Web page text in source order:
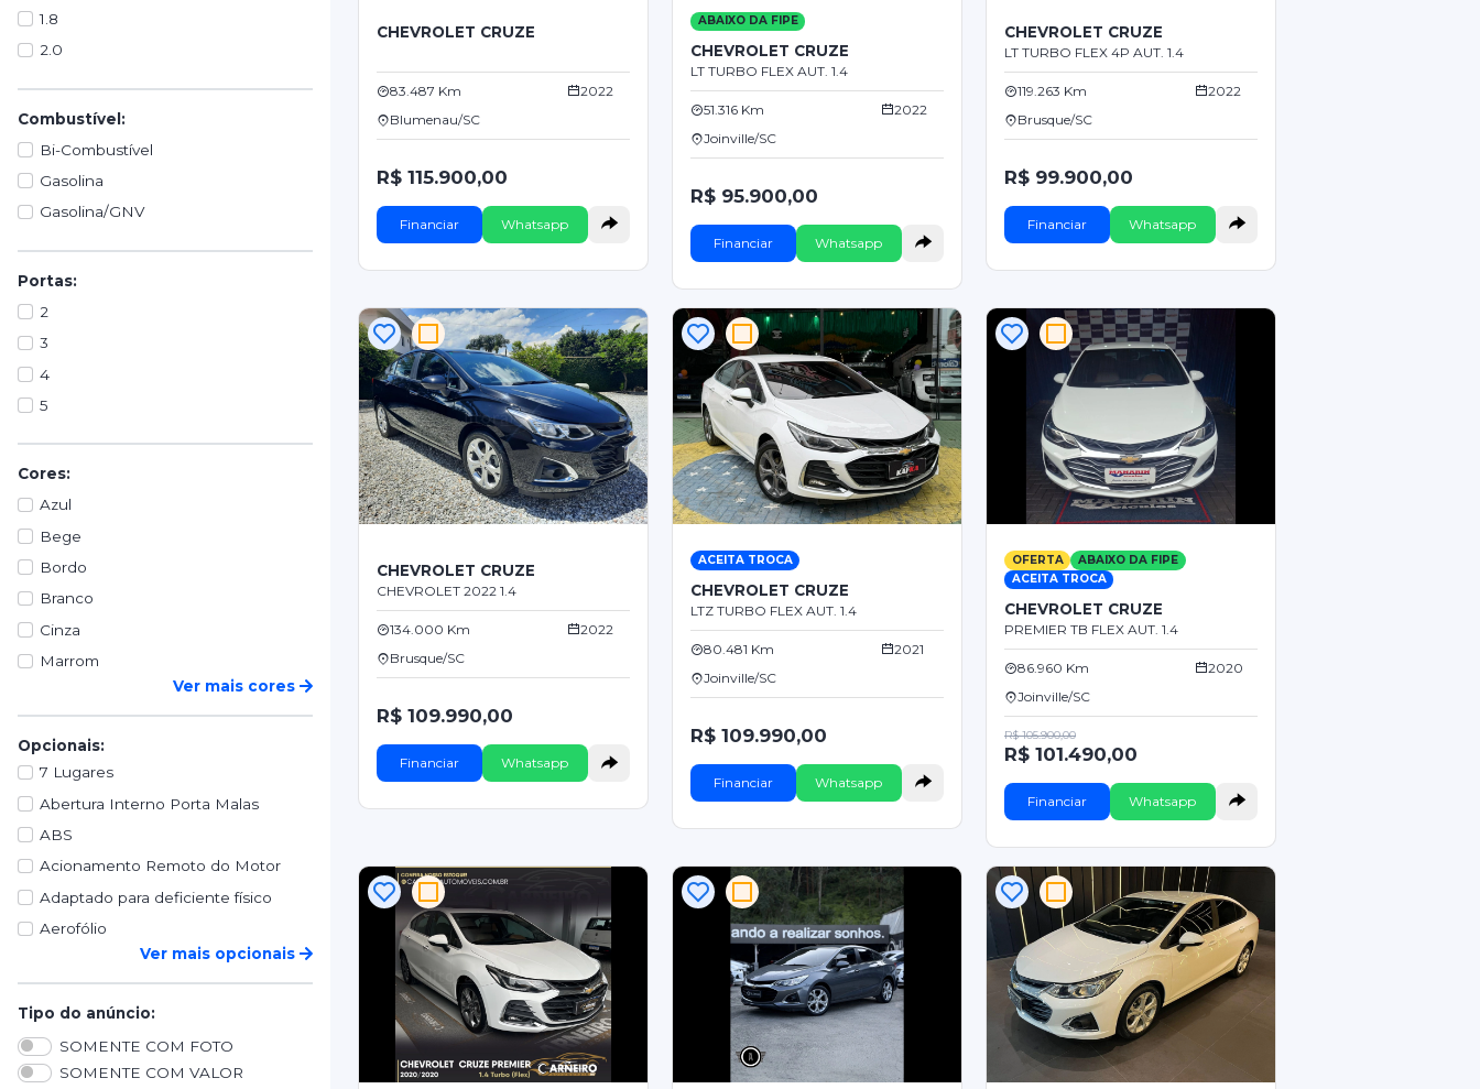
1.8
2.0
Combustível:
Bi-Combustível
Gasolina
Gasolina/GNV
Portas:
2
3
4
5
Cores:
Azul
Bege
Bordo
Branco
Cinza
Marrom
Ver mais cores
Opcionais:
7 Lugares
Abertura Interno Porta Malas
ABS
Acionamento Remoto do Motor
Adaptado para deficiente físico
Aerofólio
Ver mais opcionais
Tipo do anúncio:
SOMENTE COM FOTO
SOMENTE COM VALOR
CHEVROLET CRUZE
83.487 Km
2022
Blumenau/SC
R$ 115.900,00
Financiar Whatsapp
ABAIXO DA FIPE
CHEVROLET CRUZE
LT TURBO FLEX AUT. 1.4
51.316 Km
2022
Joinville/SC
R$ 95.900,00
Financiar Whatsapp
CHEVROLET CRUZE
LT TURBO FLEX 4P AUT. 1.4
119.263 Km
2022
Brusque/SC
R$ 99.900,00
Financiar Whatsapp
CHEVROLET CRUZE
CHEVROLET 2022 1.4
134.000 Km
2022
Brusque/SC
R$ 109.990,00
Financiar Whatsapp
ACEITA TROCA
CHEVROLET CRUZE
LTZ TURBO FLEX AUT. 1.4
80.481 Km
2021
Joinville/SC
R$ 109.990,00
Financiar Whatsapp
OFERTA
ABAIXO DA FIPE
ACEITA TROCA
CHEVROLET CRUZE
PREMIER TB FLEX AUT. 1.4
86.960 Km
2020
Joinville/SC
R$ 105.900,00
R$ 101.490,00
Financiar Whatsapp